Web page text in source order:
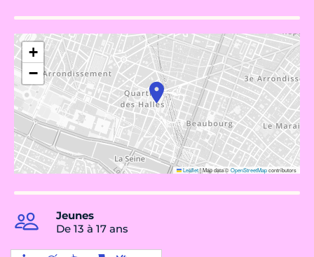
+
−
Leaflet|Map data ©OpenStreetMapcontributors
Jeunes
De 13 à 17 ans